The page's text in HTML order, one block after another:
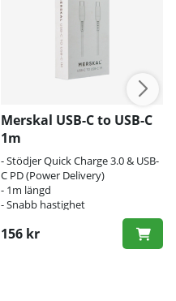
Merskal USB-C to USB-C
1m
- Stödjer Quick Charge 3.0 & USB-
C PD (Power Delivery)
- 1m längd
- Snabb hastighet
156 kr